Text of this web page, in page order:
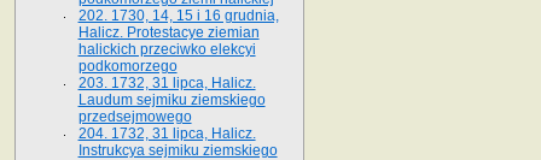
202. 1730, 14, 15 i 16 grudnia,
Halicz. Protestacye ziemian
halickich przeciwko elekcyi
podkomorzego
203. 1732, 31 lipca, Halicz.
Laudum sejmiku ziemskiego
przedsejmowego
204. 1732, 31 lipca, Halicz.
Instrukcya sejmiku ziemskiego